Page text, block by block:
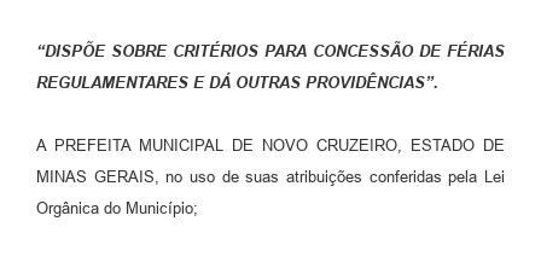
“DISPÕE SOBRE CRITÉRIOS PARA CONCESSÃO DE FÉRIAS
REGULAMENTARES E DÁ OUTRAS PROVIDÊNCIAS”.
A PREFEITA MUNICIPAL DE NOVO CRUZEIRO, ESTADO DE
MINAS GERAIS, no uso de suas atribuições conferidas pela Lei
Orgânica do Município;